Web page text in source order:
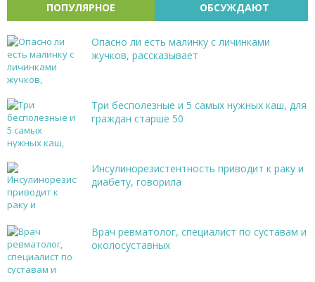
ПОПУЛЯРНОЕ ОБСУЖДАЮТ
Опасно ли есть малинку с личинками
жучков, рассказывает
Три бесполезные и 5 самых нужных каш, для
граждан старше 50
Инсулинорезистентность приводит к раку и
диабету, говорила
Врач ревматолог, специалист по суставам и
околосуставных